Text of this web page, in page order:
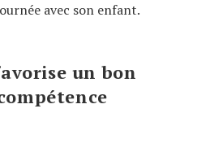
avec son enfant.
un bon